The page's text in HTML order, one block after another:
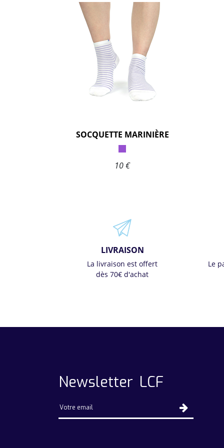
SOCQUETTE MARINIÈRE
10 €
LIVRAISON
La livraison est offert
dès 70€ d'achat
Le
Newsletter LCF